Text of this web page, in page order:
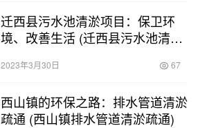
迁西县污水池清淤项目：保卫环
境、改善生活 (迁西县污水池清淤
2023年3月30日 67
西山镇的环保之路：排水管道清淤
疏通 (西山镇排水管道清淤疏通)